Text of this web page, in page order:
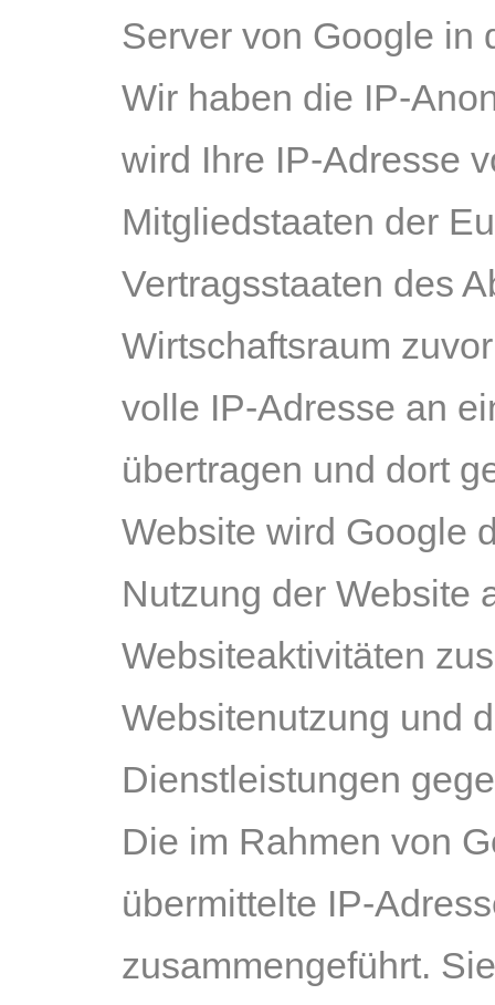
Server von Google in
Wir haben die IP-
wird Ihre IP-Adresse
Mitgliedstaaten der
Vertragsstaaten des
Wirtschaftsraum
volle IP-Adresse an
übertragen und dort
Website wird Google
Nutzung der Website
Websiteaktivitäten
Websitenutzung und
Dienstleistungen
Die im Rahmen von
übermittelte IP-
zusammengeführt.